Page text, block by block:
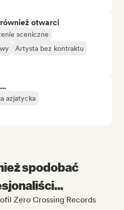
otwarci
sceniczne
Artysta bez kontraktu
azjatycka
spodobać
Zero Crossing Records